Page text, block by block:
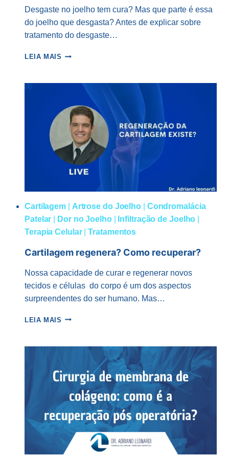
Desgaste no joelho tem cura? Mas que parte é essa
do joelho que desgasta? Antes de explicar sobre
tratamento do desgaste…
LEIA MAIS DESGASTE
TEM
QUE
DEVO
FAZER?
Cartilagem Artrose do Joelho
Condromalácia
Patelar
Dor no Joelho| Infiltração de Joelho
Terapia Celular|Tratamentos
Cartilagem regenera? Como recuperar?
Nossa capacidade de curar e regenerar novos
tecidos e células do corpo é um dos aspectos
surpreendentes do ser humano. Mas…
LEIA MAIS CARTILAGEM
RECUPERAR?